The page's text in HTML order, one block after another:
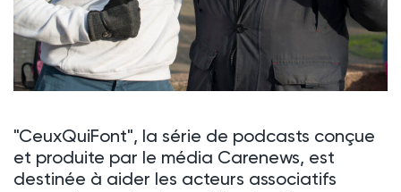
"CeuxQuiFont", la série de podcasts conçue
et produite par le média Carenews, est
destinée à aider les acteurs associatifs